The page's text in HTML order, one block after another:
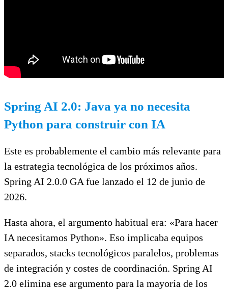
Spring AI 2.0: Java ya no necesita
Python para construir con IA
Este es probablemente el cambio más relevante para
la estrategia tecnológica de los próximos años.
Spring AI 2.0.0 GA fue lanzado el 12 de junio de
2026.
Hasta ahora, el argumento habitual era: «Para hacer
IA necesitamos Python». Eso implicaba equipos
separados, stacks tecnológicos paralelos, problemas
de integración y costes de coordinación. Spring AI
2.0 elimina ese argumento para la mayoría de los